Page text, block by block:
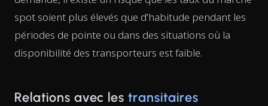
spot soient plus élevés que d'habitude pendant les
périodes de pointe ou dans des situations où la
disponibilité des transporteurs est faible.
Relations avec lestransitaires